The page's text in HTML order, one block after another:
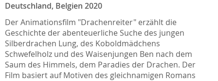
Deutschland, Belgien 2020
Der Animationsfilm "Drachenreiter" erzählt die
Geschichte der abenteuerliche Suche des jungen
Silberdrachen Lung, des Koboldmädchens
Schwefelholz und des Waisenjungen Ben nach dem
Saum des Himmels, dem Paradies der Drachen. Der
Film basiert auf Motiven des gleichnamigen Romans